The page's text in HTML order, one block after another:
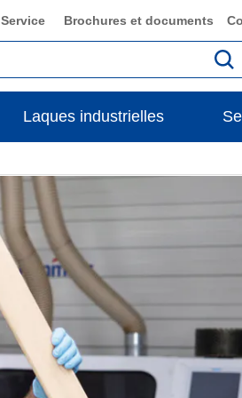
Service Brochures et documents
Laques industrielles